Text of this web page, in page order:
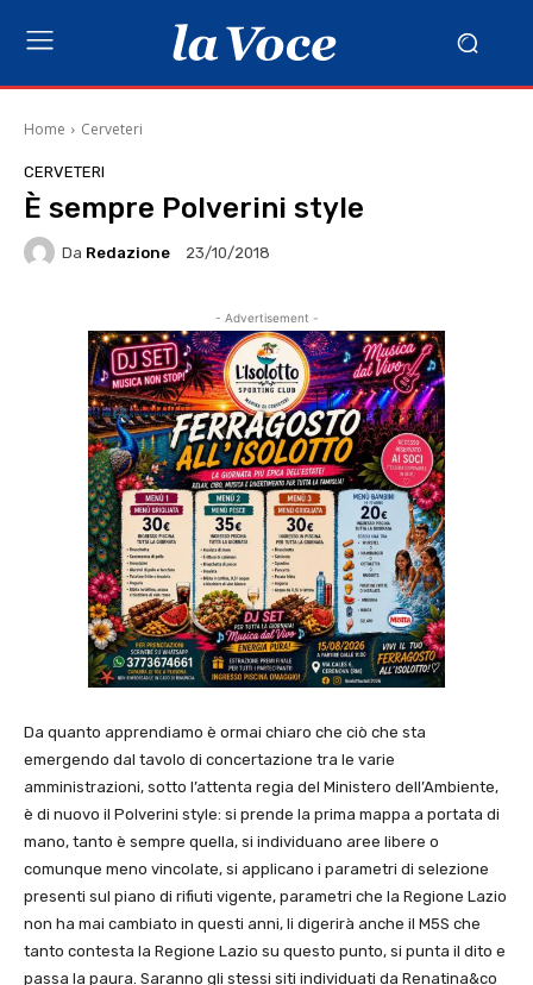
Home Cerveteri
CERVETERI
È sempre Polverini style
Da Redazione 23/10/2018
- Advertisement -
Da quanto apprendiamo è ormai chiaro che ciò che sta
emergendo dal tavolo di concertazione tra le varie
amministrazioni, sotto l’attenta regia del Ministero dell’Ambiente,
è di nuovo il Polverini style: si prende la prima mappa a portata di
mano, tanto è sempre quella, si individuano aree libere o
comunque meno vincolate, si applicano i parametri di selezione
presenti sul piano di rifiuti vigente, parametri che la Regione Lazio
non ha mai cambiato in questi anni, li digerirà anche il M5S che
tanto contesta la Regione Lazio su questo punto, si punta il dito e
passa la paura. Saranno gli stessi siti individuati da Renatina&co